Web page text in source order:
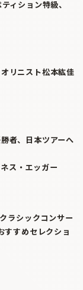
ィション特級、
リニスト松本紘佳
者、日本ツアーへ
ス・エッガー
ラシックコンサー
すすめセレクショ